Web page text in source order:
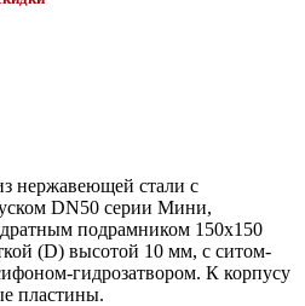
нержавеющей стали с
DN50 серии Мини,
подрамником 150x150
(D) высотой 10 мм, с ситом-
гидрозатвором. К корпусу
пластины.